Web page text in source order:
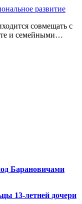
развитие
совмещать с
и семейными…
Барановичами
13-летней дочери